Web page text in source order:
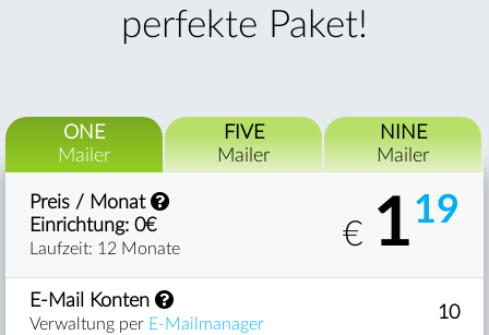
perfekte Paket!
ONE
Mailer
FIVE
Mailer
NINE
Mailer
Preis / Monat
Einrichtung: 0€
Laufzeit: 12 Monate € 119
E-Mail Konten
Verwaltung per E-Mailmanager
10